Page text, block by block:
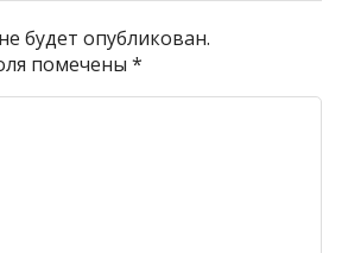
будет опубликован.
помечены*